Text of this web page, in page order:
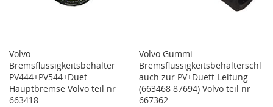
Volvo
Bremsflüssigkeitsbehälter
PV444+PV544+Duet
Hauptbremse Volvo teil nr
663418
Volvo Gummi-
Bremsflüssigkeitsbehälterschl
auch zur PV+Duett-Leitung
(663468 87694) Volvo teil nr
667362